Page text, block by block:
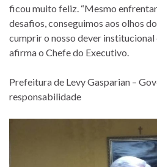
ficou muito feliz. “Mesmo
desafios, conseguimos aos olhos
cumprir o nosso dever institucional
afirma o Chefe do Executivo.
Prefeitura de Levy Gasparian –
responsabilidade